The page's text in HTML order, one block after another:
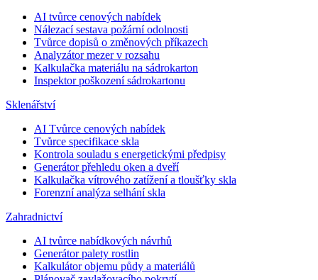
AI tvůrce cenových nabídek
Nálezací sestava požární odolnosti
Tvůrce dopisů o změnových příkazech
Analyzátor mezer v rozsahu
Kalkulačka materiálu na sádrokarton
Inspektor poškození sádrokartonu
Sklenářství
AI Tvůrce cenových nabídek
Tvůrce specifikace skla
Kontrola souladu s energetickými předpisy
Generátor přehledu oken a dveří
Kalkulačka vítrového zatížení a tloušťky skla
Forenzní analýza selhání skla
Zahradnictví
AI tvůrce nabídkových návrhů
Generátor palety rostlin
Kalkulátor objemu půdy a materiálů